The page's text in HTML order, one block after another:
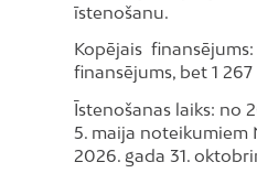
īstenošanu.
Kopējais
finansējums, bet 1
Īstenošanas laiks: no
5. maija noteikumiem
2026. gada 31.